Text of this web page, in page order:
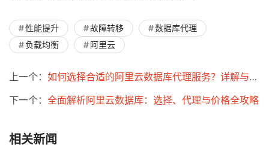
性能提升 故障转移
数据库代理
负载均衡
阿里云
上一个： 如何选择合适的阿里云数据库代理服务？详解与价格分析！
下一个： 全面解析阿里云数据库：选择、代理与价格全攻略
相关新闻